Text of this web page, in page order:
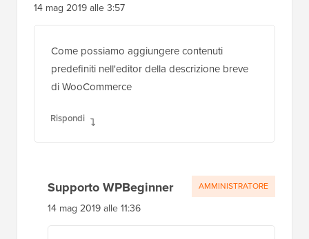
1 ago 2019 alle 9:30
Per questo post specifico, dovresti
aggiungerlo al tuo functions.php
ankit goyal
14 mag 2019 alle 3:57